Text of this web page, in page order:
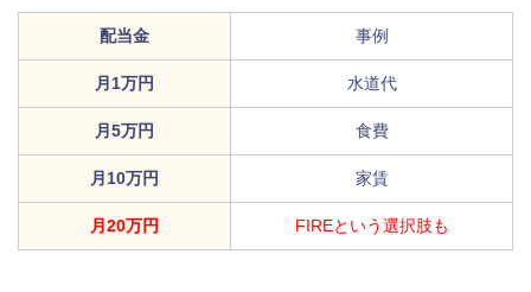
配当金 事例
月1万円 水道代
月5万円 食費
月10万円 家賃
月20万円 FIREという選択肢も